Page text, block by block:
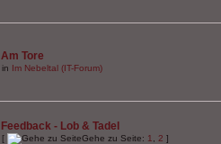
Am Tore
in Im Nebeltal (IT-Forum)
Feedback - Lob & Tadel
[ Gehe zu Seite: 1 2 ]